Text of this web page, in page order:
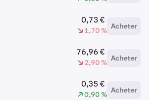
0,73 €
1,70 %
Acheter
76,96 €
2,90 %
Acheter
0,35 €
0,90 %
Acheter